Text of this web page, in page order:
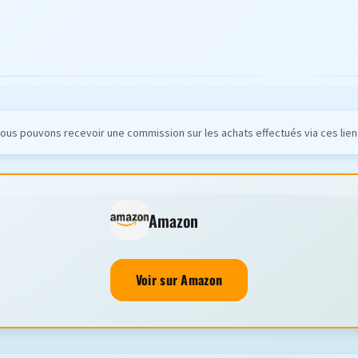
pouvons recevoir une commission sur les achats effectués via ces
Amazon
Voir sur Amazon